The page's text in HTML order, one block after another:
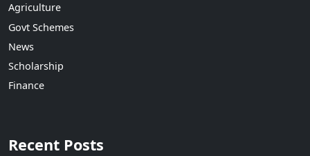
Agriculture
Govt Schemes
News
Scholarship
Finance
Recent Posts